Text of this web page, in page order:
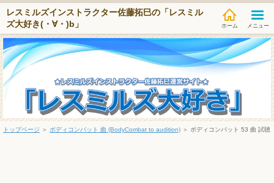
レスミルズインストラクター佐藤拓巳の「レスミル
ズ大好き(・∀・)b」
メニュー
トップページ ＞ ボディコンバット 曲 (BodyCombat to audition) ＞ ボディコンバット 53 曲 試聴